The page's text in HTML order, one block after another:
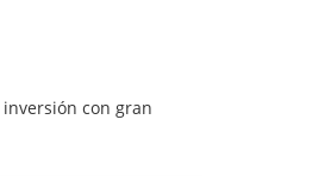
con gran